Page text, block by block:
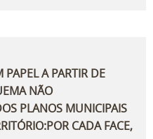
A PARTIR DE
NÃO
PLANOS MUNICIPAIS
CADA FACE,